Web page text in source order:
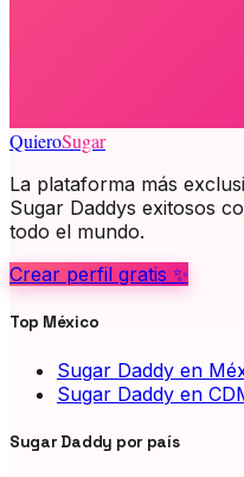
QuieroSugar
La plataforma más
Sugar Daddys exitosos
todo el mundo.
Crear perfil gratis ✨
Top México
Sugar Daddy en
Sugar Daddy en
Sugar Daddy por país